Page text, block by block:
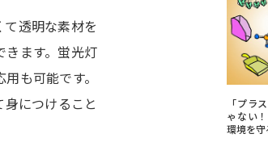
・出願校を調べる
選び 受験スケジュールを立てよう
先輩が
ール全国一斉進学調査
新生活お役立ちガイ
透明な素材を
きます。蛍光灯
も可能です。
につけること
「プラ
ゃない
環境を守